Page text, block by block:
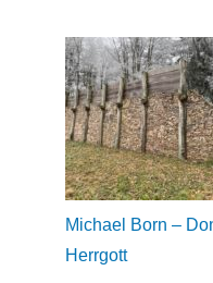
Michael Born –
Herrgott